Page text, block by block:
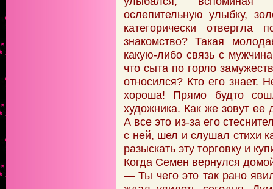
ослепительную улыбку,
категорически
знакомство? Такая
какую-либо связь с
что сыта по горло
относился? Кто его знает.
хороша! Прямо будто
художника. Как же зовут ее
А все это из-за его
с ней, шел и слушал стихи
разыскать эту торговку и
Когда Семен вернулся
— Ты чего это так рано